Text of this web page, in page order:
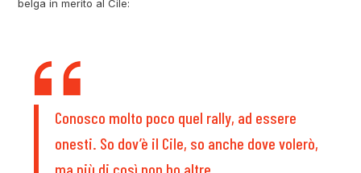
belga in merito al Cile:
Conosco molto poco quel rally, ad essere
onesti. So dov’è il Cile, so anche dove volerò,